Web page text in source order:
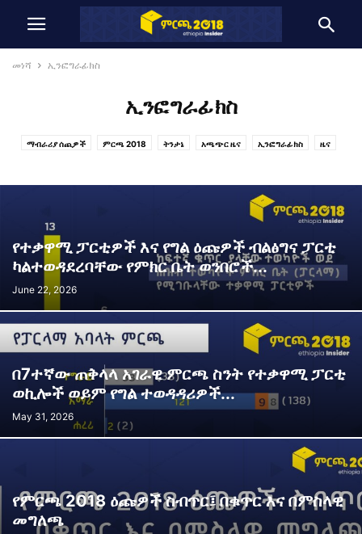
መነሻ ኢንፎግራፊክስ
ኢንፎግራፊክስ
ማብራሪያ ሰጪዎች ምርጫ 2018 ትንታኔ አጫጭር ዜና ኢንፎግራፊክስ ዜና
የተቃዋሚ ፓርቲዎች እና የግል ዕጩዎች ብልፅግና ፓርቲ
ካልተወዳደረባቸው የምክር ቤት ወንበሮች...
June 22, 2026
በ7ተኛው ጠቅላላ አገራዊ ምርጫ ስንት የተቃዋሚ ፓርቲ
ወኪሎች ወይም የግል ተወዳዳሪዎች...
May 31, 2026
የምርጫ 2018 ዕጩዎች ስብጥር፤ በቁጥር እና በምስላዊ
መግለጫ